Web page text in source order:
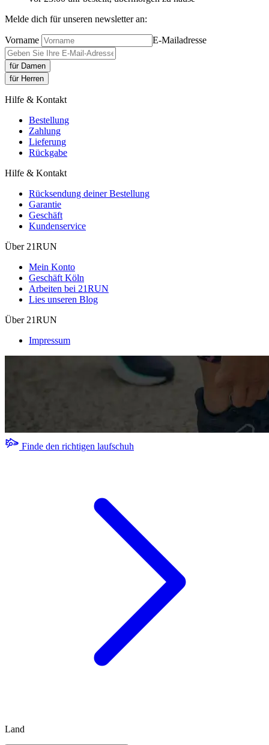
Melde dich für unseren newsletter an:
Vorname E-Mailadresse
für Damen
für Herren
Hilfe & Kontakt
Bestellung
Zahlung
Lieferung
Rückgabe
Hilfe & Kontakt
Rücksendung deiner Bestellung
Garantie
Geschäft
Kundenservice
Über 21RUN
Mein Konto
Geschäft Köln
Arbeiten bei 21RUN
Lies unseren Blog
Über 21RUN
Impressum
Finde den richtigen laufschuh
Land